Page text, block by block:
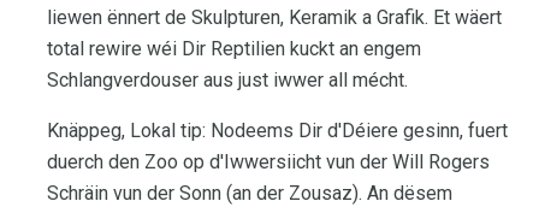
liewen ënnert de Skulpturen, Keramik a Grafik. Et wäert
total rewire wéi Dir Reptilien kuckt an engem
Schlangverdouser aus just iwwer all mécht.
Knäppeg, Lokal tip: Nodeems Dir d'Déiere gesinn, fuert
duerch den Zoo op d'Iwwersiicht vun der Will Rogers
Schräin vun der Sonn (an der Zousaz). An dësem